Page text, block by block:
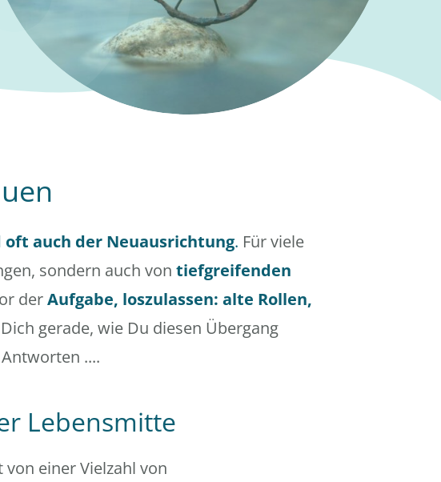
oft auch der Neuausrichtung. Für viele
sondern auch von tiefgreifenden
derAufgabe, loszulassen: alte Rollen,
gerade, wie Du diesen Übergang
....
Lebensmitte
einer Vielzahl von